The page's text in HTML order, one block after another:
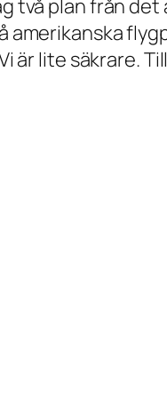
två plan från
amerikanska
är lite säkrare.